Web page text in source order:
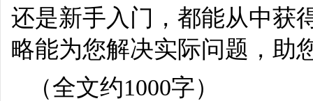
还是新手入门，都能从中获
略能为您解决实际问题，助
（全文约1000字）